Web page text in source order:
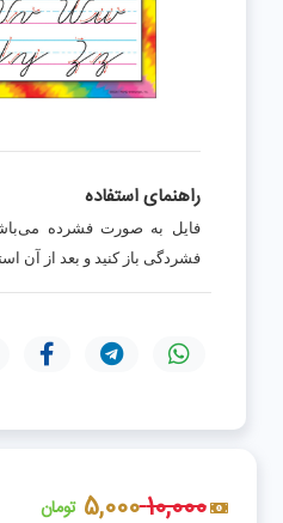
10,000
5,000 تومان
راهنمای استفاده
فایل به صورت فشرده
فشردگی باز کنید و بعد از آن